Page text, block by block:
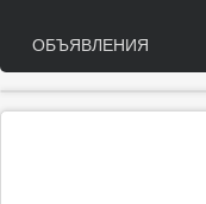
ОБЪЯВЛЕНИЯ